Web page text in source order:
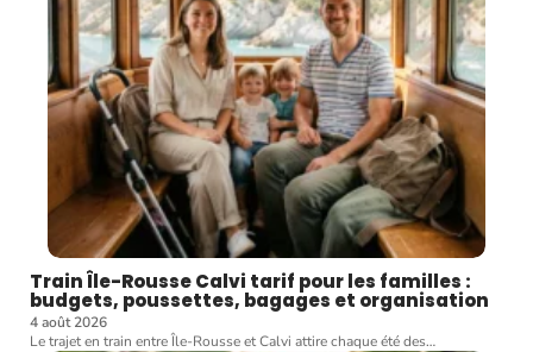
Train Île-Rousse Calvi tarif pour les familles :
budgets, poussettes, bagages et organisation
4 août 2026
Le trajet en train entre Île-Rousse et Calvi attire chaque été des…